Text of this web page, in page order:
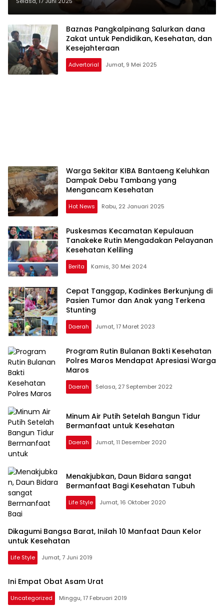
Baznas Pangkalpinang Salurkan dana
Zakat untuk Pendidikan, Kesehatan, dan
Kesejahteraan
Advertorial Jumat, 9 Mei 2025
Warga Sekitar KIBA Bantaeng Keluhkan
Dampak Debu Tambang yang
Mengancam Kesehatan
Hot News Rabu, 22 Januari 2025
Puskesmas Kecamatan Kepulauan
Tanakeke Rutin Mengadakan Pelayanan
Kesehatan Keliling
Berita Kamis, 30 Mei 2024
Cepat Tanggap, Kadinkes Berkunjung di
Pasien Tumor dan Anak yang Terkena
Stunting
Daerah Jumat, 17 Maret 2023
Program Rutin Bulanan Bakti Kesehatan
Polres Maros Mendapat Apresiasi Warga
Maros
Daerah Selasa, 27 September 2022
Minum Air Putih Setelah Bangun Tidur
Bermanfaat untuk Kesehatan
Daerah Jumat, 11 Desember 2020
Menakjubkan, Daun Bidara sangat
Bermanfaat Bagi Kesehatan Tubuh
Life Style Jumat, 16 Oktober 2020
Dikagumi Bangsa Barat, Inilah 10 Manfaat Daun Kelor
untuk Kesehatan
Life Style Jumat, 7 Juni 2019
Ini Empat Obat Asam Urat
Uncategorized Minggu, 17 Februari 2019